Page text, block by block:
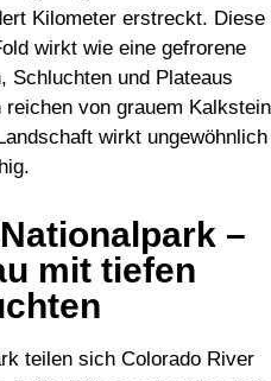
Kilometer erstreckt. Diese
wirkt wie eine gefrorene
Schluchten und Plateaus
von grauem Kalkstein
wirkt ungewöhnlich
–
mit tiefen
teilen sich Colorado River